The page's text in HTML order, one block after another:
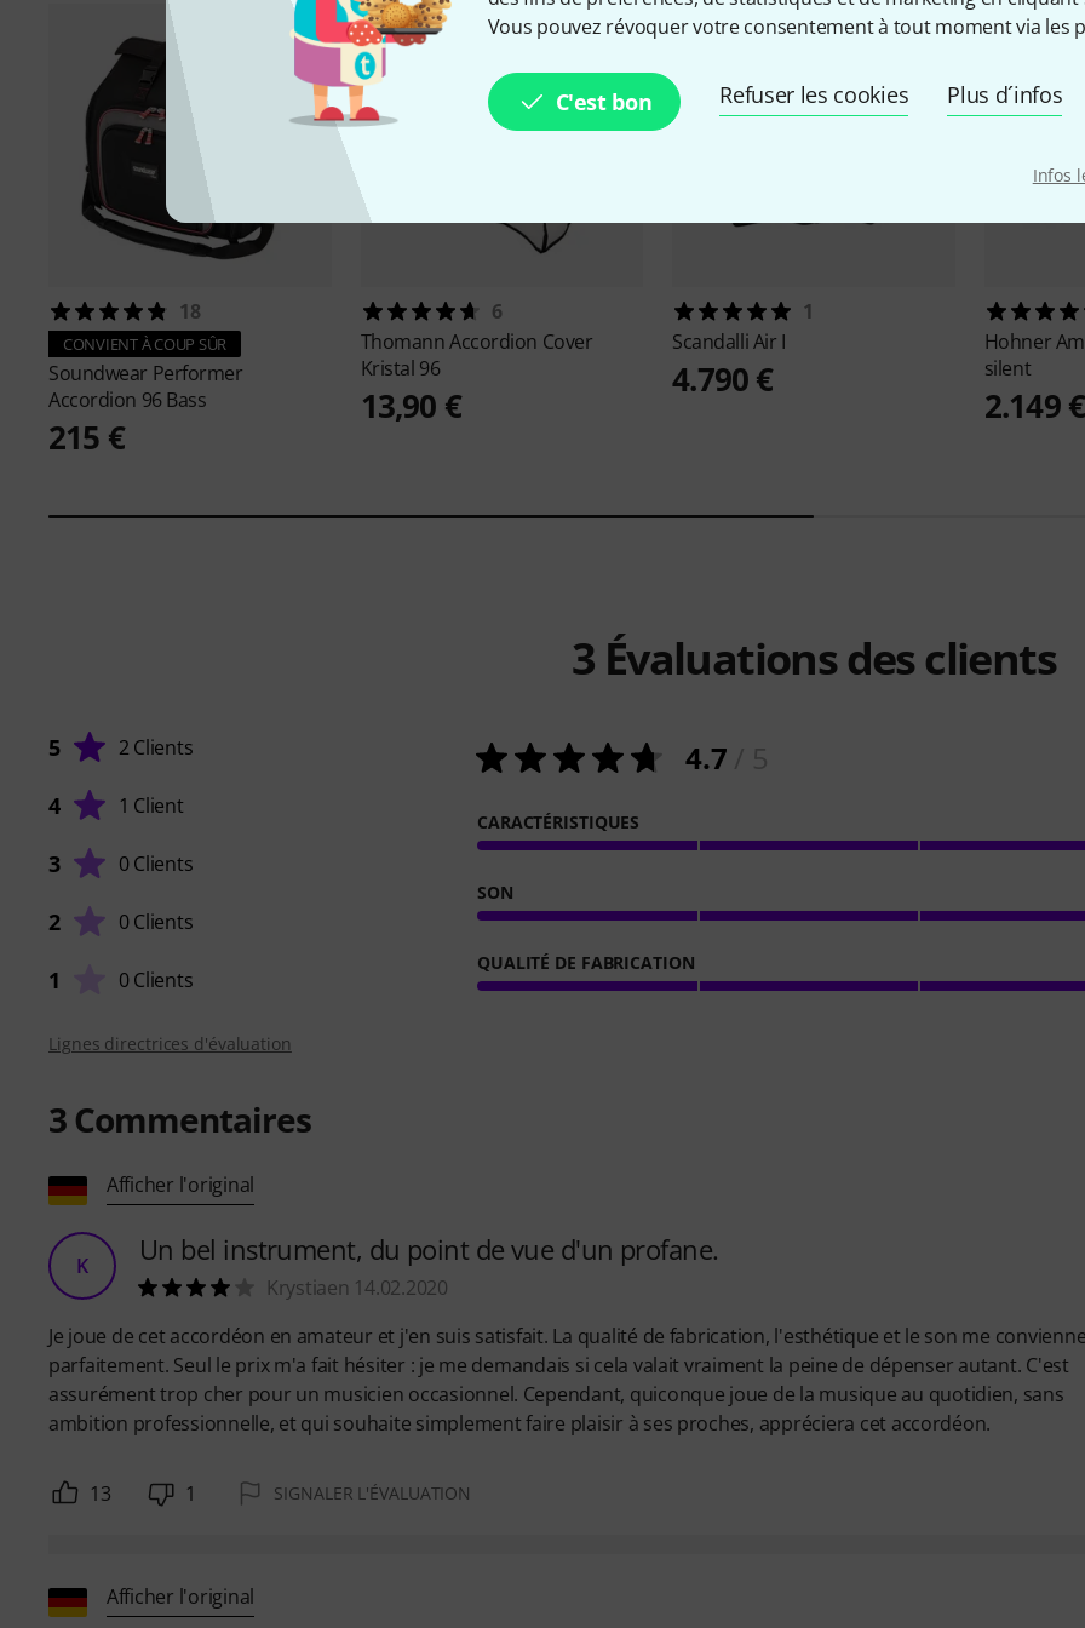
Vous pouvez révoquer votre consentement à tout moment via les
C'est bon Refuser les cookies Plus d´infos
Infos
18
CONVIENT À COUP SÛR
Soundwear Performer
Accordion 96 Bass
215 €
6
ThomannAccordion Cover
Kristal 96
13,90 €
1
ScandalliAir I
4.790 €
Hohner
silent
2.149 €
3 Évaluations des clients
5 2 Clients
4 1 Client
3 0 Clients
2 0 Clients
1 0 Clients
4.7
CARACTÉRISTIQUES
SON
QUALITÉ DE FABRICATION
Lignes directrices d'évaluation
3 Commentaires
Afficher l'original
K Un bel instrument, du point de vue d'un profane.
Krystiaen 14.02.2020
Je joue de cet accordéon en amateur et j'en suis satisfait. La qualité de fabrication, l'esthétique et le son me
parfaitement. Seul le prix m'a fait hésiter : je me demandais si cela valait vraiment la peine de dépenser autant. C'est
assurément trop cher pour un musicien occasionnel. Cependant, quiconque joue de la musique au quotidien, sans
ambition professionnelle, et qui souhaite simplement faire plaisir à ses proches, appréciera cet accordéon.
13 1 SIGNALER L'ÉVALUATION
Afficher l'original